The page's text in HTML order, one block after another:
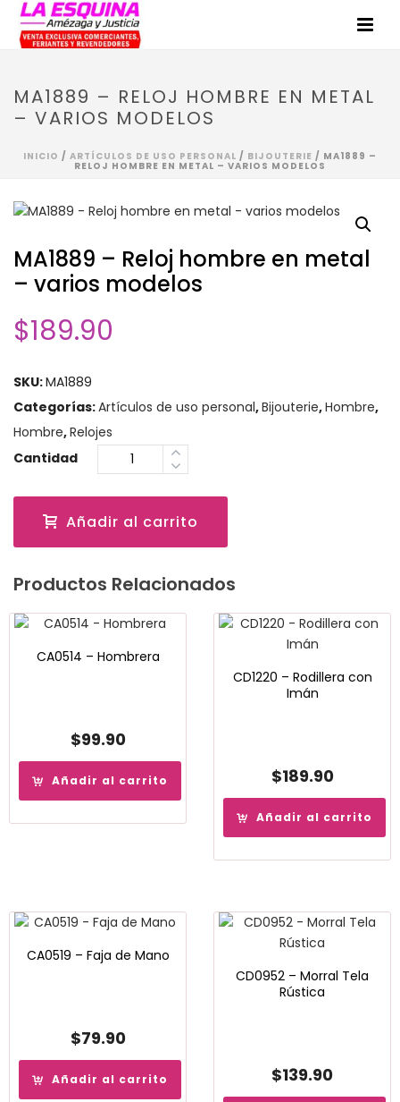
MA1889 – RELOJ HOMBRE EN METAL
– VARIOS MODELOS
INICIO / ARTÍCULOS DE USO PERSONAL / BIJOUTERIE / MA1889 –
RELOJ HOMBRE EN METAL – VARIOS MODELOS
MA1889 – Reloj hombre en metal
– varios modelos
$189.90
SKU:MA1889
Categorías:Artículos de uso personal,Bijouterie,Hombre,
Hombre,Relojes
Cantidad
Añadir al carrito
Productos Relacionados
CA0514 – Hombrera
$99.90
Añadir al carrito
CD1220 – Rodillera con
Imán
$189.90
Añadir al carrito
CA0519 – Faja de Mano
$79.90
Añadir al carrito
CD0952 – Morral Tela
Rústica
$139.90